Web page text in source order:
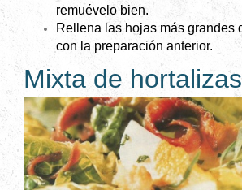
remuévelo bien.
Rellena las hojas más grandes
con la preparación anterior.
Mixta de hortalizas